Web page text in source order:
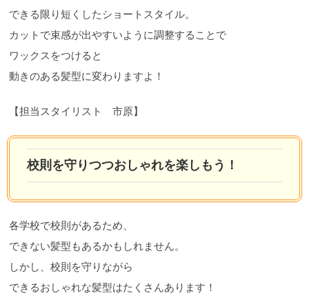
できる限り短くしたショートスタイル。
カットで束感が出やすいように調整することで
ワックスをつけると
動きのある髪型に変わりますよ！
【担当スタイリスト 市原】
校則を守りつつおしゃれを楽しもう！
各学校で校則があるため、
できない髪型もあるかもしれません。
しかし、校則を守りながら
できるおしゃれな髪型はたくさんあります！